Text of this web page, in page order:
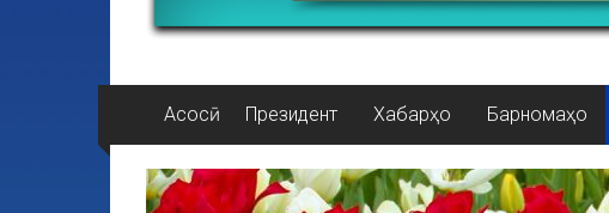
Асосӣ Президент Хабарҳо Барномаҳо